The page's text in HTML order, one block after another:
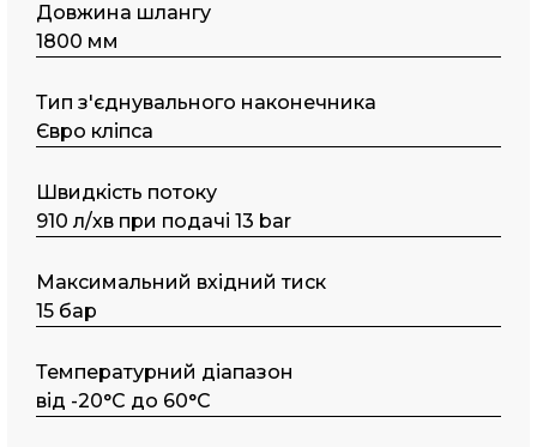
Довжина шлангу
1800 мм
Тип з'єднувального наконечника
Євро кліпса
Швидкість потоку
910 л/хв при подачі 13 bar
Максимальний вхідний тиск
15 бар
Температурний діапазон
від -20°C до 60°C